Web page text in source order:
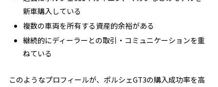
新車購入している
複数の車両を所有する資産的余裕がある
継続的にディーラーとの取引・コミュニケーションを重
ねている
このようなプロフィールが、ポルシェGT3の購入成功率を高